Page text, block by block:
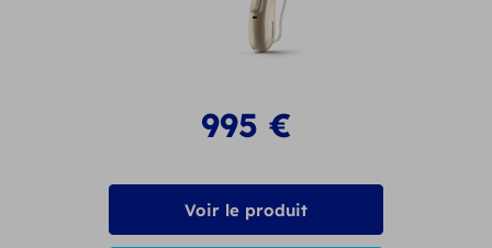
995 €
Voir le produit